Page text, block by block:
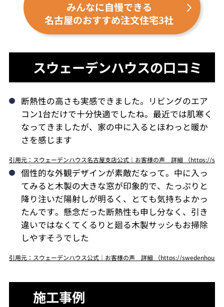
みんなに自慢できる
名古屋のおすすめ注文住宅3社
スウェーデンハウスの口コミ
断熱性の高さも実感できました。リビングのエア
コン1台だけで十分快適でしたね。最近では肌寒く
なってきましたが、家の中に入るとほわっと暖か
さを感じます
引用元：スウェーデンハウス名古屋支店公式｜お客様の声 詳細 （https://
個性的な外観デザインが素敵だなって。中に入っ
てみると木製の大きな窓が印象的で、たっぷりと
降り注いだ陽射しが明るく、とても気持ちよかっ
たんです。懸念だった断熱性も申し分なく、引き
違いではなくてくるりと廻る木製サッシもお掃除
しやすそうでした
引用元：スウェーデンハウス公式｜お客様の声 詳細 （https://
施工事例